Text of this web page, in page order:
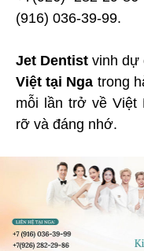
(916) 036-39-99.
Jet Dentist vinh dự
Việt tại Nga trong
mỗi lần trở về Việt
rỡ và đáng nhớ.